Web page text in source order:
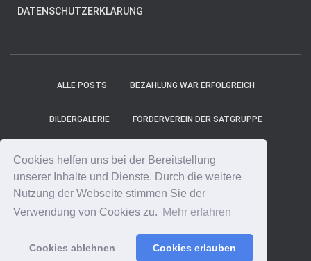
Cookies helfen uns bei der Bereitstellung
unserer Inhalte und Dienste. Durch die weitere
Nutzung der Webseite stimmen Sie der
Verwendung von Cookies zu. Mehr erfahren
Cookies ablehnen Cookies erlauben
DATENSCHUTZERKLÄRUNG
ALLE POSTS BEZAHLUNG WAR ERFOLGREICH
BILDERGALERIE FÖRDERVEREIN DER SATGRUPPE
MITGLIEDER PROJEKT-TICKER
SPENDE ONLINE SPENDE UNS EINEN KAFFEE!
Hestia | Entwickelt vonThemeIsle